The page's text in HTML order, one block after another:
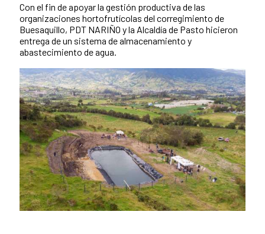
Con el fin de apoyar la gestión productiva de las
organizaciones hortofrutícolas del corregimiento de
Buesaquillo, PDT NARIÑO y la Alcaldía de Pasto hicieron
entrega de un sistema de almacenamiento y
abastecimiento de agua.